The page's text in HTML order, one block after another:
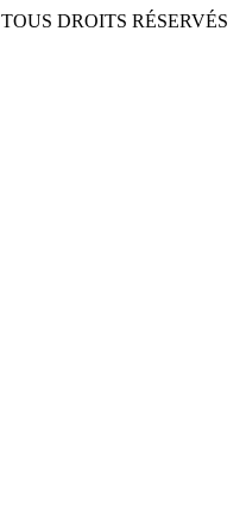
TOUS DROITS RÉSERVÉS